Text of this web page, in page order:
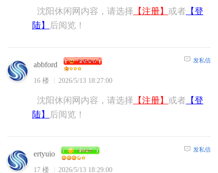
沈阳休闲网内容，请选择 【注册】 或者 【登
陆】
后阅览！
abbford
16 楼 2026/5/13 18:27:00
发私信
沈阳休闲网内容，请选择 【注册】 或者 【登
陆】
后阅览！
ertyuio
17 楼 2026/5/13 18:29:00
发私信